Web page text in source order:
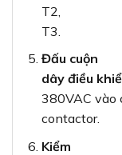
T2,
T3.
Đấu cuộn
dây điều
380VAC vào
contactor.
Kiểm